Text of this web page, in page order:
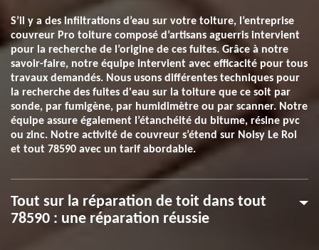
S’il y a des infiltrations d’eau sur votre toiture, l’entreprise
couvreur Pro toiture composé d’artisans aguerris intervient
pour la recherche de l’origine de ces fuites. Grâce à notre
savoir-faire, notre équipe intervient avec efficacité pour tous
travaux demandés. Nous usons différentes techniques pour
la recherche des fuites d'eau sur la toiture que ce soit par
sonde, par fumigène, par humidimètre ou par scanner. Notre
équipe assure également l’étanchéité du bitume, résine pvc
ou zinc. Notre activité de couvreur s’étend sur Noisy Le Roi
et tout 78590 avec un tarif abordable.
Tout sur la réparation de toit dans tout
78590 : une réparation réussie